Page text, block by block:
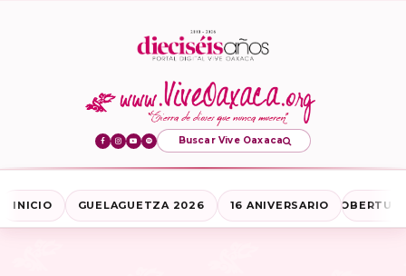
Buscar Vive Oaxaca
INICIO GUELAGUETZA 2026 16 ANIVERSARIO